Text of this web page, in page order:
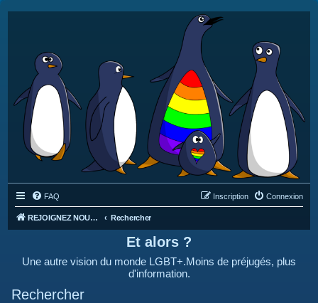
FAQ Connexion
Inscription
REJOIGNEZ NOUS SUR DISCORD : https://discord.gg/4C2Bvub Rechercher
Et alors ?
Une autre vision du monde LGBT+.Moins de préjugés, plus
d'information.
Rechercher